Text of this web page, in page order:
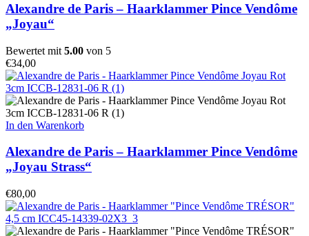
Alexandre de Paris – Haarklammer Pince Vendôme
„Joyau“
Bewertet mit 5.00 von 5
€34,00
In den Warenkorb
Alexandre de Paris – Haarklammer Pince Vendôme
„Joyau Strass“
€80,00